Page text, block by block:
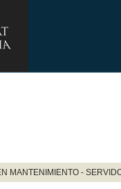
MANTENIMIENTO -